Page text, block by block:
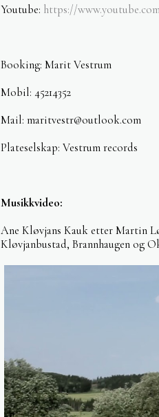
Youtube: https://
Booking: Marit Vestrum
Mobil: 45214352
Mail: maritvestr@outlook.com
Plateselskap: Vestrum records
Musikkvideo:
Ane Kløvjans Kauk etter Martin
Kløvjanbustad, Brannhaugen og